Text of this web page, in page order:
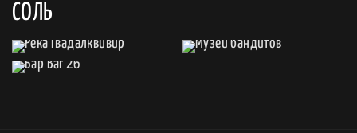
СОЛЬ